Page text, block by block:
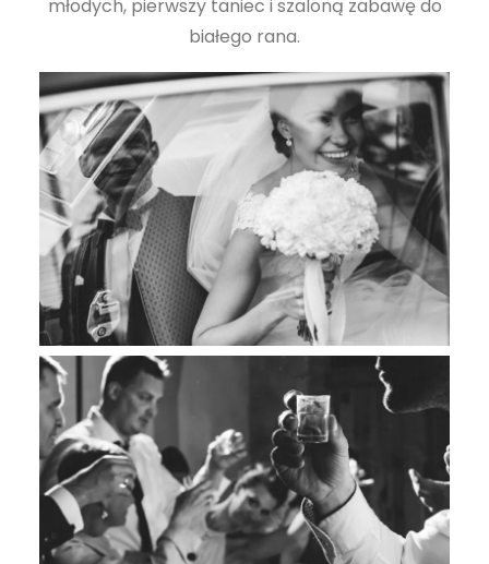
młodych, pierwszy taniec i szaloną zabawę do
białego rana.